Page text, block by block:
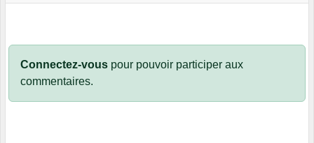
Connectez-vous pour pouvoir participer aux
commentaires.